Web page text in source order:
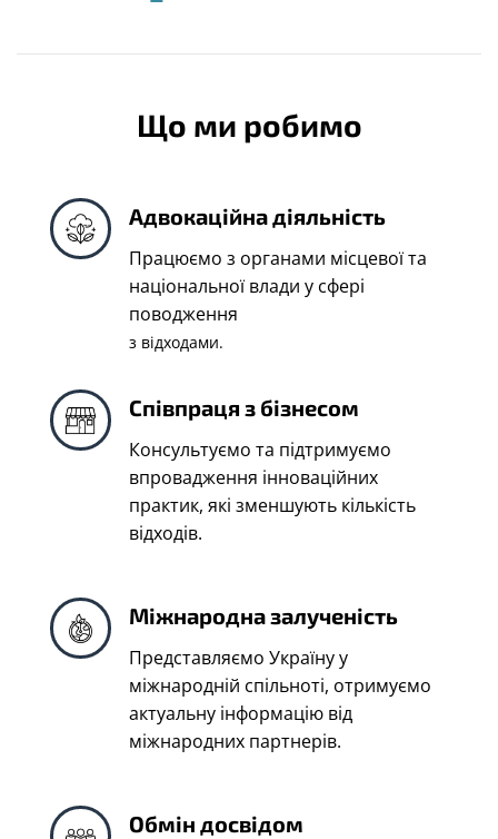
Що ми робимо
Адвокаційна діяльність
Працюємо з органами місцевої та
національної влади у сфері
поводження
з відходами.
Співпраця з бізнесом
Консультуємо та підтримуємо
впровадження інноваційних
практик, які зменшують кількість
відходів.
Міжнародна залученість
Представляємо Україну у
міжнародній спільноті, отримуємо
актуальну інформацію від
міжнародних партнерів.
Обмін досвідом